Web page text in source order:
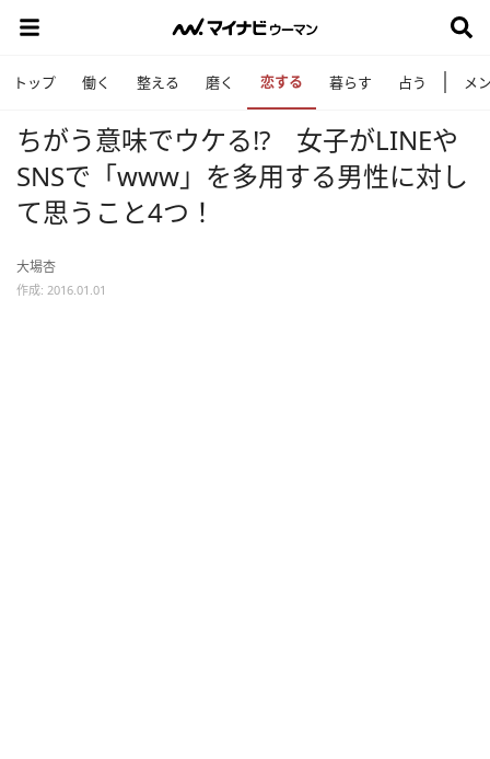
トップ 働く 整える 磨く 恋する 暮らす 占う メ
ちがう意味でウケる!? 女子がLINEや
SNSで「www」を多用する男性に対し
て思うこと4つ！
大場杏
作成: 2016.01.01